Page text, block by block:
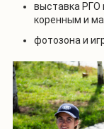
выставка РГО
коренным и
фотозона и